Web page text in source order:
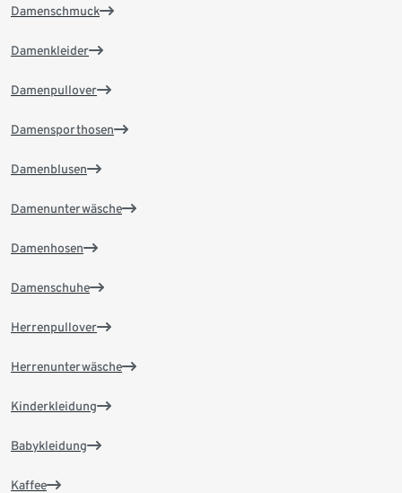
Damenschmuck
Damenkleider
Damenpullover
Damensporthosen
Damenblusen
Damenunterwäsche
Damenhosen
Damenschuhe
Herrenpullover
Herrenunterwäsche
Kinderkleidung
Babykleidung
Kaffee